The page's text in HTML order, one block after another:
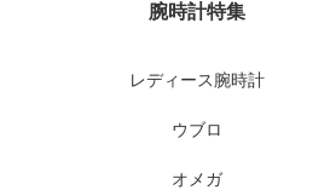
腕時計特集
レディース腕時計
ウブロ
オメガ